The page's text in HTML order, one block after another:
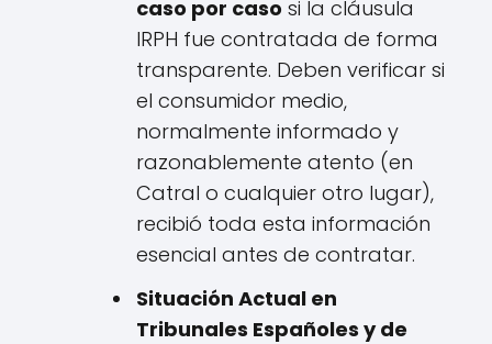
caso por caso si la cláusula
IRPH fue contratada de forma
transparente. Deben verificar si
el consumidor medio,
normalmente informado y
razonablemente atento (en
Catral o cualquier otro lugar),
recibió toda esta información
esencial antes de contratar.
Situación Actual en
Tribunales Españoles y de